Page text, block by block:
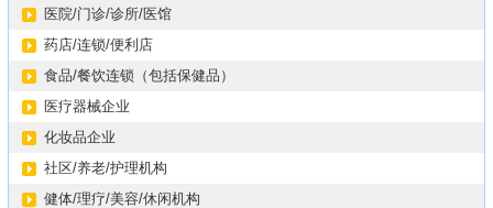
医院/门诊/诊所/医馆
药店/连锁/便利店
食品/餐饮连锁（包括保健品）
医疗器械企业
化妆品企业
社区/养老/护理机构
健体/理疗/美容/休闲机构